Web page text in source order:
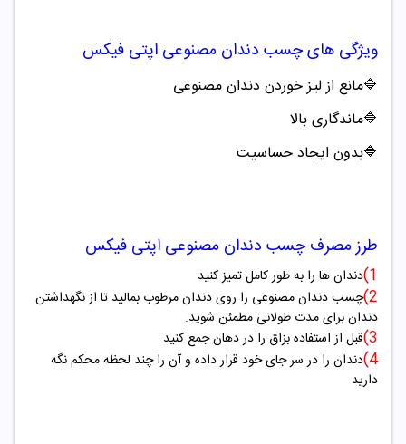
ویژگی هایچسب دندان مصنوعی اپتی فیکس
🔷مانع از لیز خوردن دندان مصنوعی
🔷ماندگاری بالا
🔷بدون ایجاد حساسیت
طرز مصرفچسب دندان مصنوعی اپتی فیکس
1) دندان ها را به طور کامل تمیز کنید
2) چسب دندان مصنوعی را روی دندان مرطوب بمالید تا از نگهداشتن
دندان برای مدت طولانی مطمئن شوید.
3) قبل از استفاده بزاق را در دهان جمع کنید
4) دندان را در سر جای خود قرار داده و آن را چند لحظه محکم نگه
دارید